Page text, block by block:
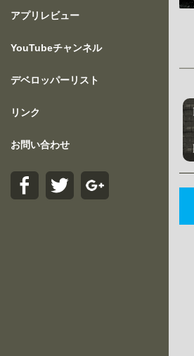
アプリレビュー
YouTubeチャンネル
デベロッパーリスト
リンク
お問い合わせ